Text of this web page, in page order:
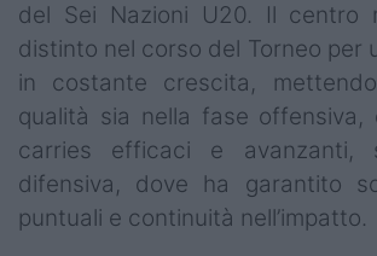
del Sei Nazioni U20. Il centro
distinto nel corso del Torneo per
in costante crescita,
qualità sia nella fase offensiva,
carries efficaci e avanzanti,
difensiva, dove ha garantito
puntuali e continuità nell’impatto.